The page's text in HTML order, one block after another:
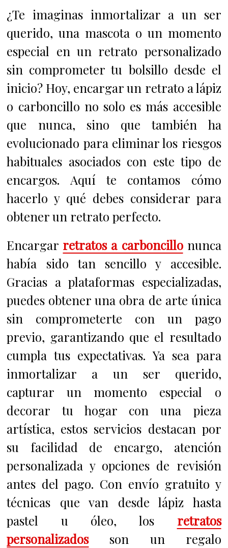
¿Te imaginas inmortalizar a un ser
querido, una mascota o un momento
especial en un retrato personalizado
sin comprometer tu bolsillo desde el
inicio? Hoy, encargar un retrato a lápiz
o carboncillo no solo es más accesible
que nunca, sino que también ha
evolucionado para eliminar los riesgos
habituales asociados con este tipo de
encargos. Aquí te contamos cómo
hacerlo y qué debes considerar para
obtener un retrato perfecto.
Encargar retratos a carboncillonunca
había sido tan sencillo y accesible.
Gracias a plataformas especializadas,
puedes obtener una obra de arte única
sin comprometerte con un pago
previo, garantizando que el resultado
cumpla tus expectativas. Ya sea para
inmortalizar a un ser querido,
capturar un momento especial o
decorar tu hogar con una pieza
artística, estos servicios destacan por
su facilidad de encargo, atención
personalizada y opciones de revisión
antes del pago. Con envío gratuito y
técnicas que van desde lápiz hasta
pastel u óleo, los retratos
personalizadosson un regalo